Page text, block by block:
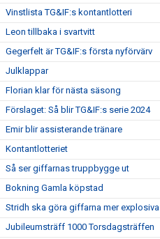
Vinstlista TG&IF:s kontantlotteri
Leon tillbaka i svartvitt
Gegerfelt är TG&IF:s första nyförvärv
Julklappar
Florian klar för nästa säsong
Förslaget: Så blir TG&IF:s serie 2024
Emir blir assisterande tränare
Kontantlotteriet
Så ser giffarnas truppbygge ut
Bokning Gamla köpstad
Stridh ska göra giffarna mer explosiva
Jubileumsträff 1000 Torsdagsträffen